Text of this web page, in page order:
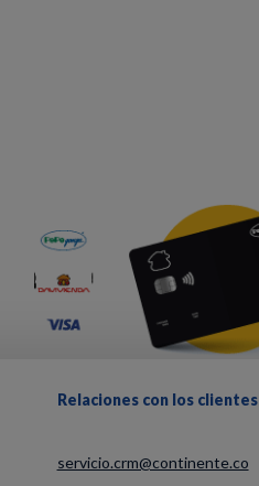
Relaciones con los clientes
servicio.crm@continente.co